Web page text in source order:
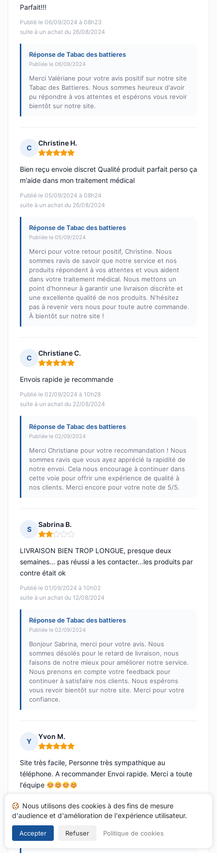
Publié le 06/09/2024 à 08h23
suite à un achat du 26/08/2024
Parfait!!!
Réponse de Tabac des battieres
Publiée le 06/09/2024
Merci Valériane pour votre avis positif sur notre site
Tabac des Battieres. Nous sommes heureux d'avoir
pu répondre à vos attentes et espérons vous revoir
bientôt sur notre site.
C
Christine H.
Note : 5 sur 5
Publié le 05/09/2024 à 08h24
suite à un achat du 26/08/2024
Bien reçu envoie discret Qualité produit parfait perso ça
m'aide dans mon traitement médical
Réponse de Tabac des battieres
Publiée le 05/09/2024
Merci pour votre retour positif, Christine. Nous
sommes ravis de savoir que notre service et nos
produits répondent à vos attentes et vous aident
dans votre traitement médical. Nous mettons un
point d'honneur à garantir une livraison discrète et
une excellente qualité de nos produits. N'hésitez
pas à revenir vers nous pour toute autre commande.
À bientôt sur notre site !
C
Christiane C.
Note : 5 sur 5
Publié le 02/09/2024 à 10h28
suite à un achat du 22/08/2024
Envois rapide je recommande
Réponse de Tabac des battieres
Publiée le 02/09/2024
Merci Christiane pour votre recommandation ! Nous
sommes ravis que vous ayez apprécié la rapidité de
notre envoi. Cela nous encourage à continuer dans
cette voie pour offrir une expérience de qualité à
nos clients. Merci encore pour votre note de 5/5.
S
Sabrina B.
Note : 2 sur 5
Publié le 01/09/2024 à 10h02
suite à un achat du 12/08/2024
LIVRAISON BIEN TROP LONGUE, presque deux
semaines... pas réussi a les contacter...les produits par
contre était ok
Réponse de Tabac des battieres
Publiée le 02/09/2024
Bonjour Sabrina, merci pour votre avis. Nous
sommes désolés pour le retard de livraison, nous
faisons de notre mieux pour améliorer notre service.
Nous prenons en compte votre feedback pour
continuer à satisfaire nos clients. Nous espérons
vous revoir bientôt sur notre site. Merci pour votre
confiance.
Y
Yvon M.
Note : 5 sur 5
suite à un achat du 20/08/2024
Site très facile, Personne très sympathique au
téléphone. A recommander Envoi rapide. Merci a toute
l'équipe
Réponse de Tabac des battieres
Publiée le 31/08/2024
Nous utilisons des cookies à des fins de mesure
d'audience et d'amélioration de l'expérience utilisateur.
Accepter Refuser Politique de cookies